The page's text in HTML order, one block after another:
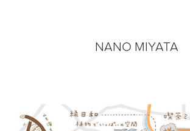
NANO MIYATA